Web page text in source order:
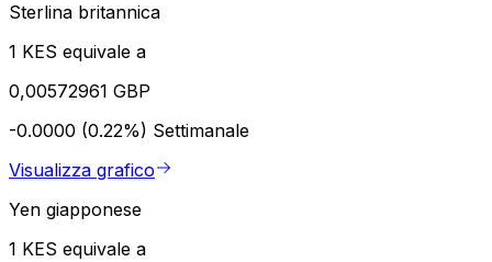
Sterlina britannica
1 KES equivale a
0,00572961 GBP
-0.0000 (0.22%) Settimanale
Visualizza grafico
Yen giapponese
1 KES equivale a